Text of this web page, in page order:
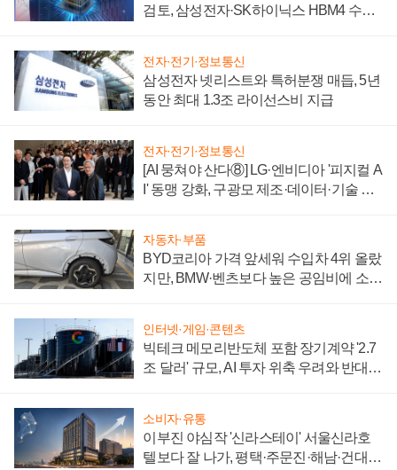
검토, 삼성전자·SK하이닉스 HBM4 수율
전자·전기·정보통신
삼성전자 넷리스트와 특허분쟁 매듭, 5년
동안 최대 1.3조 라이선스비 지급
전자·전기·정보통신
[AI 뭉쳐야 산다⑧] LG·엔비디아 '피지컬 A
I' 동맹 강화, 구광모 제조·데이터·기술 결
자동차·부품
BYD코리아 가격 앞세워 수입차 4위 올랐
지만, BMW·벤츠보다 높은 공임비에 소비
인터넷·게임·콘텐츠
빅테크 메모리반도체 포함 장기계약 '2.7
조 달러' 규모, AI 투자 위축 우려와 반대
소비자·유통
이부진 야심작 '신라스테이' 서울신라호
텔보다 잘 나가, 평택·주문진·해남·건대로